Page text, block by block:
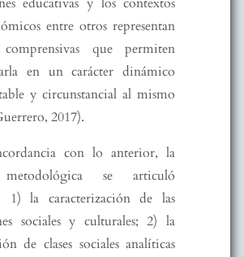
entre otros representan
comprensivas que permiten
en un carácter dinámico
y circunstancial al mismo
2017).
con lo anterior, la
metodológica se articuló
1) la caracterización de las
sociales y culturales; 2) la
de clases sociales analíticas